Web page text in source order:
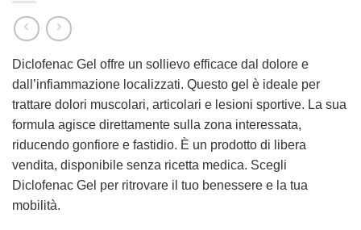
Diclofenac Gel offre un sollievo efficace dal dolore e
dall’infiammazione localizzati. Questo gel è ideale per
trattare dolori muscolari, articolari e lesioni sportive. La sua
formula agisce direttamente sulla zona interessata,
riducendo gonfiore e fastidio. È un prodotto di libera
vendita, disponibile senza ricetta medica. Scegli
Diclofenac Gel per ritrovare il tuo benessere e la tua
mobilità.